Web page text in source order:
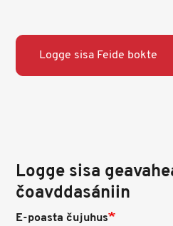
Logge sisa Feide bokte
Logge sisa
čoavddasániin
E-poasta čujuhus